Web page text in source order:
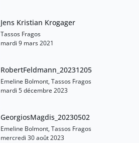
Jens Kristian Krogager
Tassos Fragos
mardi 9 mars 2021
RobertFeldmann_20231205
Emeline Bolmont, Tassos Fragos
mardi 5 décembre 2023
GeorgiosMagdis_20230502
Emeline Bolmont, Tassos Fragos
mercredi 30 août 2023